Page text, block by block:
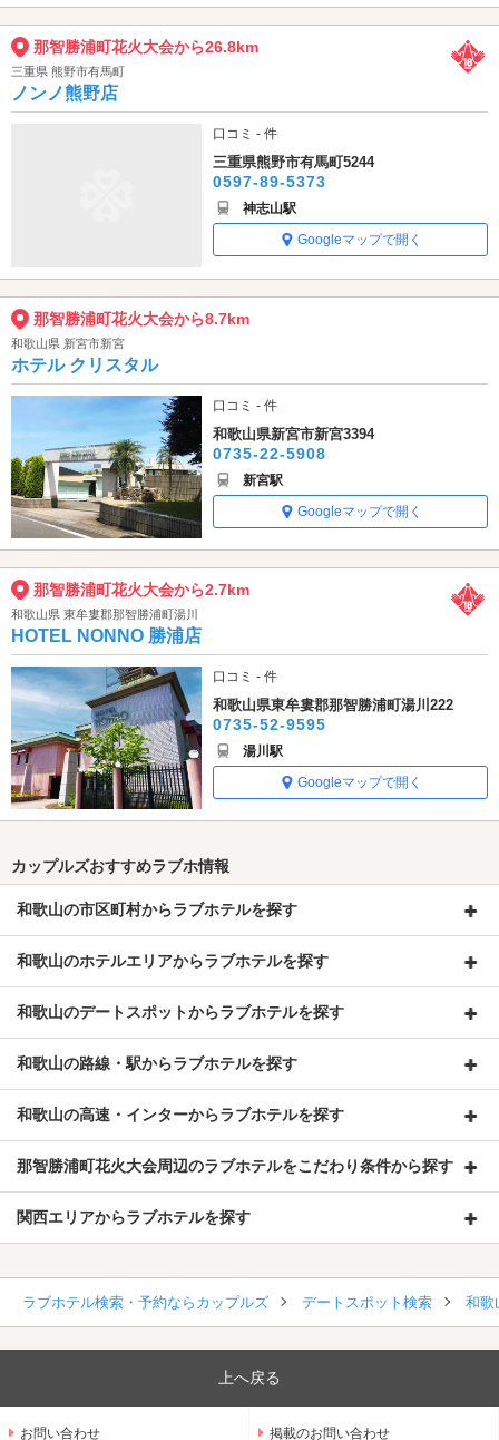
那智勝浦町花火大会から26.8km
三重県 熊野市有馬町
ノンノ熊野店
口コミ - 件
三重県熊野市有馬町5244
0597-89-5373
神志山駅
Googleマップで開く
那智勝浦町花火大会から8.7km
和歌山県 新宮市新宮
ホテル クリスタル
口コミ - 件
和歌山県新宮市新宮3394
0735-22-5908
新宮駅
Googleマップで開く
那智勝浦町花火大会から2.7km
和歌山県 東牟婁郡那智勝浦町湯川
HOTEL NONNO 勝浦店
口コミ - 件
和歌山県東牟婁郡那智勝浦町湯川222
0735-52-9595
湯川駅
Googleマップで開く
カップルズおすすめラブホ情報
和歌山の市区町村からラブホテルを探す
和歌山のホテルエリアからラブホテルを探す
和歌山のデートスポットからラブホテルを探す
和歌山の路線・駅からラブホテルを探す
和歌山の高速・インターからラブホテルを探す
那智勝浦町花火大会周辺のラブホテルをこだわり条件から探す
関西エリアからラブホテルを探す
ラブホテル検索・予約ならカップルズ デートスポット検索 和歌
上へ戻る
お問い合わせ 掲載のお問い合わせ